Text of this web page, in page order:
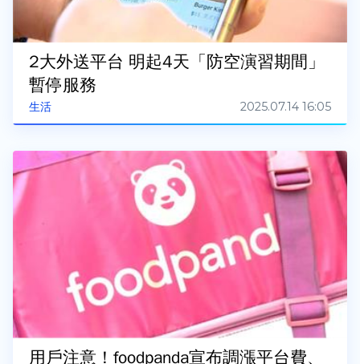
生活
2大外送平台 明起4天「防空演習期間」
暫停服務
2025.07.14 16:05
用戶注意！foodpanda宣布調漲平台費、